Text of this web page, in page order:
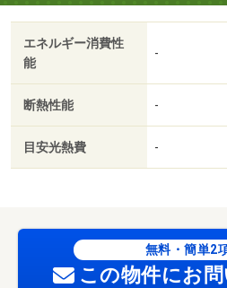
／二人入居相談／駅まで平坦／
部フローリング／始発駅／上階
平面駐車場／南西向き／当社管
ッチン／都市ガス／南面バルコ
社利用可／ＩＴ重説 対応物件／
南中学校（中学校）まで２０７
３３９ｍ／業務スーパー ＦＣ
で４４６ｍ／ザグザグ吉方温泉
８５２ｍ/賃貸戸数:12戸
エネルギー消費性
能
-
断熱性能 -
目安光熱費 -
無料・簡単2
この物件にお